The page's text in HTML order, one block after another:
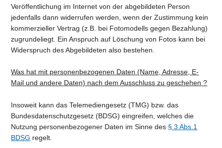
Veröffentlichung im Internet von der abgebildeten Person
jedenfalls dann widerrufen werden, wenn der Zustimmung kein
kommerzieller Vertrag (z.B. bei Fotomodells gegen Bezahlung)
zugrundeliegt. Ein Anspruch auf Löschung von Fotos kann bei
Widerspruch des Abgebildeten also bestehen.
Was hat mit personenbezogenen Daten (Name, Adresse, E-
Mail und andere Daten) nach dem Ausschluss zu geschehen ?
Insoweit kann das Telemediengesetz (TMG) bzw. das
Bundesdatenschutzgesetz (BDSG) eingreifen, welches die
Nutzung personenbezogener Daten im Sinne des § 3 Abs.1
BDSG regelt.